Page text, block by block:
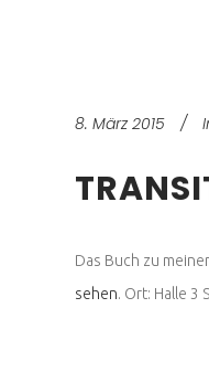
8. März 2015
Das Buch zu
sehen. Ort: Halle 3